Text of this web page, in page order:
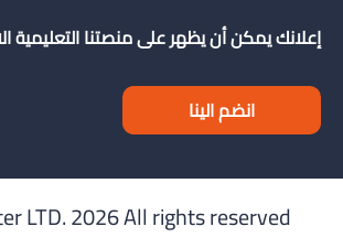
إعلانك يمكن أن يظهر على منصتنا التعليمية
انضم الينا
LTD.2026 All rights reserved ©